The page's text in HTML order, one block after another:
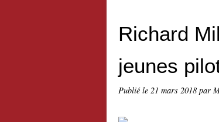
Richard
jeunes
Publié le 21 mars 2018 par